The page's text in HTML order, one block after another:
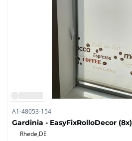
A1-48053-154
Gardinia - EasyFixRolloDecor (8x)
Rhede,DE